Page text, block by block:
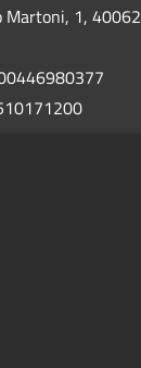
Martoni, 1, 40062